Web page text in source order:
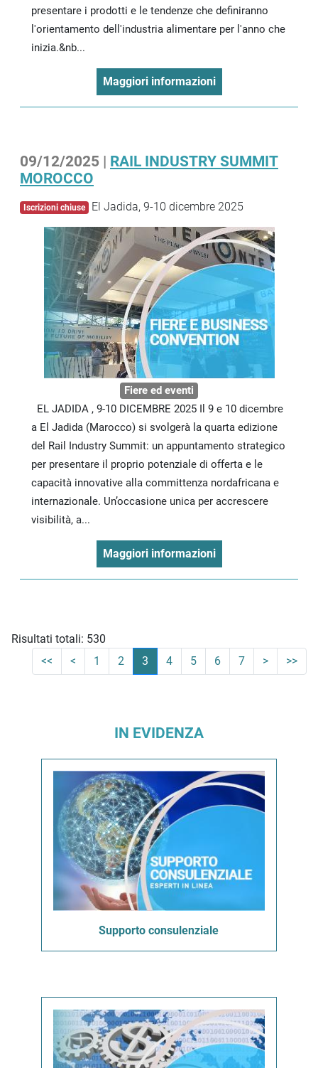
presentare i prodotti e le tendenze che definiranno
l'orientamento dell'industria alimentare per l'anno che
inizia.&nb...
Maggiori informazioni
09/12/2025 | RAIL INDUSTRY SUMMIT
MOROCCO
Iscrizioni chiuse El Jadida, 9-10 dicembre 2025
Fiere ed eventi
EL JADIDA , 9-10 DICEMBRE 2025 Il 9 e 10 dicembre
a El Jadida (Marocco) si svolgerà la quarta edizione
del Rail Industry Summit: un appuntamento strategico
per presentare il proprio potenziale di offerta e le
capacità innovative alla committenza nordafricana e
internazionale. Un’occasione unica per accrescere
visibilità, a...
Maggiori informazioni
Risultati totali: 530
<<
< 1 2 3 4 5 6 7 > >>
IN EVIDENZA
Supporto consulenziale